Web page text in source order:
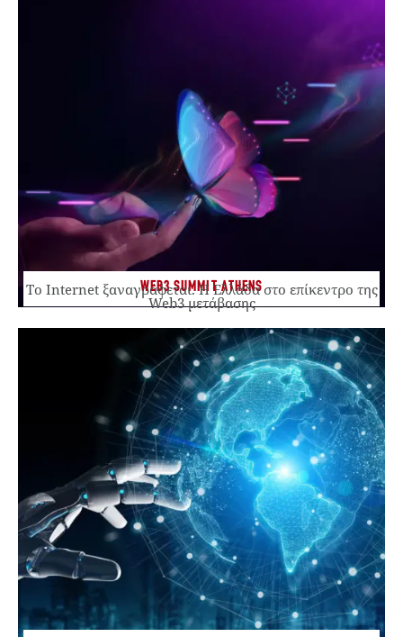
WEB3 SUMMIT ATHENS
Το Internet ξαναγράφεται. Η Ελλάδα στο επίκεντρο της
Web3 μετάβασης